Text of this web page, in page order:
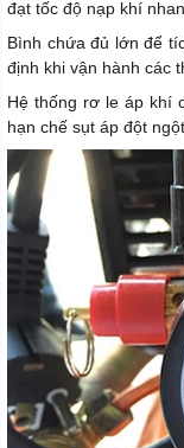
đạt tốc độ nạp khí
Bình chứa đủ lớn để
định khi vận hành các
Hệ thống rơ le áp khí
hạn chế sụt áp đột